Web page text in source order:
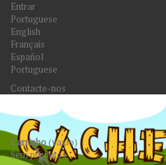
Entrar
Portuguese
English
Français
Español
Portuguese
Contacte-nos
Carrinho(vazio)
Sem produtos